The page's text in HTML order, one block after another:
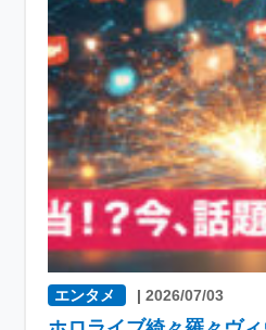
エンタメ |2026/07/03